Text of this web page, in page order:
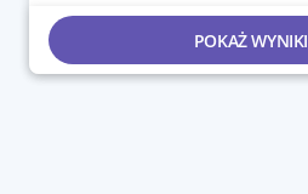
POKAŻ WYNIKI